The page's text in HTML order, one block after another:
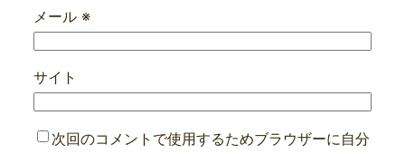
メール ※
サイト
次回のコメントで使用するためブラウザーに自分